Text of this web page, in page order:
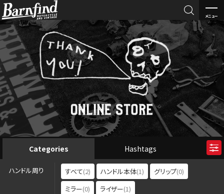
BARNFI
ND

メニュー
Categories Hashtags
ハンドル周り すべて(2) ハンドル本体(1) グリップ(0)
ミラー(0) ライザー(1)